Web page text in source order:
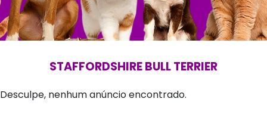
STAFFORDSHIRE BULL TERRIER
Desculpe, nenhum anúncio encontrado.